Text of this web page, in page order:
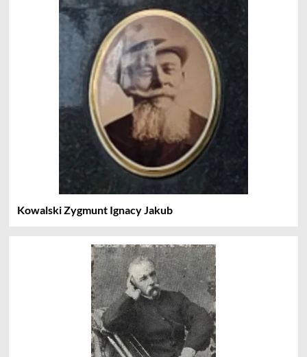
Kowalski Zygmunt Ignacy Jakub